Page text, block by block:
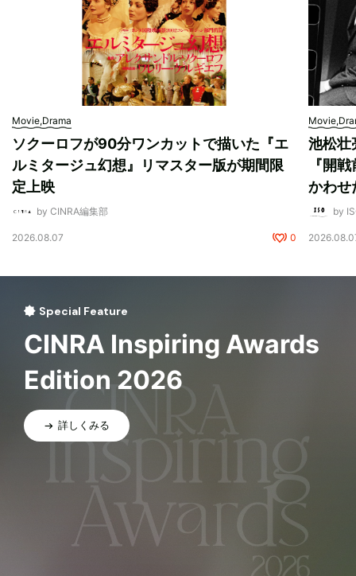
Movie,Drama
ソクーロフが90分ワンカットで描いた『エ
ルミタージュ幻想』リマスター版が期間限
定上映
by CINRA編集部
2026.08.07 0
池松壮
『開
かわせ
by
Special Feature
CINRA Inspiring Awards
Edition 2026
詳しくみる